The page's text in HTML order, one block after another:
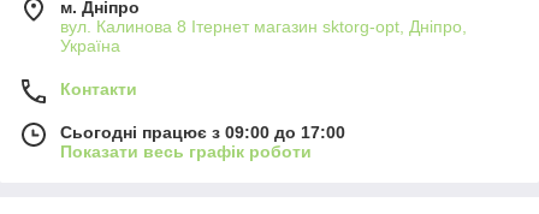
м. Дніпро
вул. Калинова 8 Ітернет магазин sktorg-opt, Дніпро,
Україна
Контакти
Сьогодні працює з 09:00 до 17:00
Показати весь графік роботи